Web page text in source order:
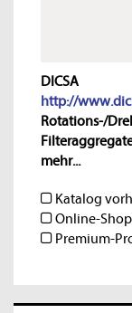
DICSA
http://
Rotations-/
mehr...
Katalog
Online-
Premium-